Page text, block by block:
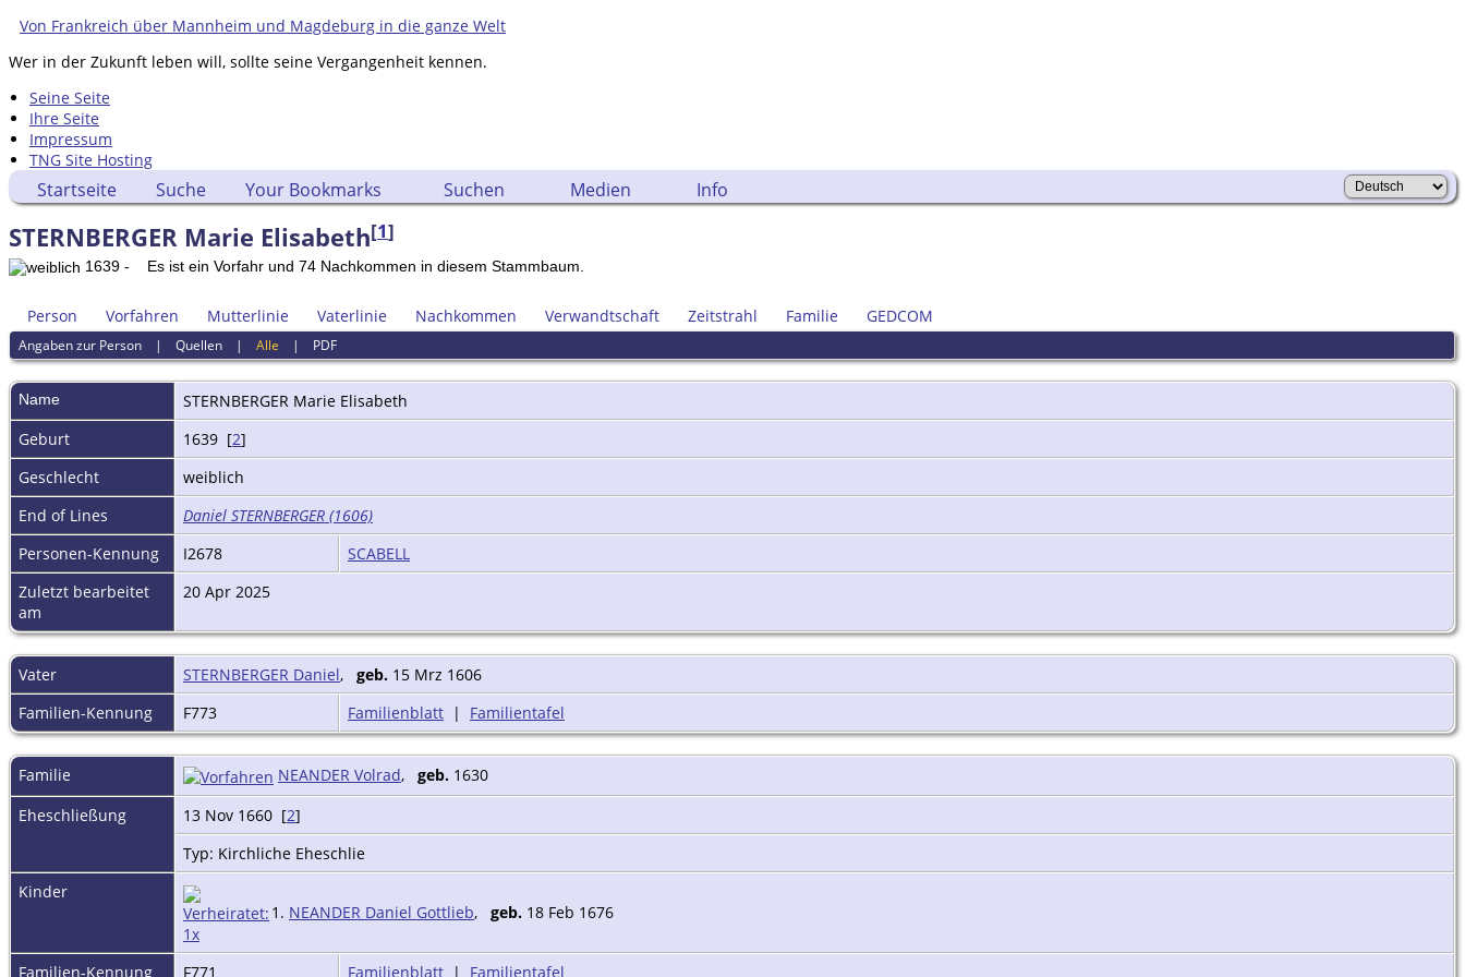
Von Frankreich über Mannheim und Magdeburg in die ganze Welt
Wer in der Zukunft leben will, sollte seine Vergangenheit kennen.
Seine Seite
Ihre Seite
Impressum
TNG Site Hosting
Startseite Suche Your Bookmarks Suchen Medien Info
STERNBERGER Marie Elisabeth[1]
1639 - Es ist ein Vorfahr und 74 Nachkommen in diesem Stammbaum.
Person Vorfahren Mutterlinie Vaterlinie Nachkommen Verwandtschaft Zeitstrahl Familie GEDCOM
Angaben zur Person |Quellen |Alle | PDF
Name STERNBERGER Marie Elisabeth
Geburt
1639 [2]
Geschlecht
weiblich
End of Lines
Daniel STERNBERGER (1606)
Personen-Kennung
I2678
SCABELL
Zuletzt bearbeitet
am
20 Apr 2025
Vater STERNBERGER Daniel, geb. 15 Mrz 1606
Familien-Kennung
F773 Familienblatt | Familientafel
Familie NEANDER Volrad, geb. 1630
Eheschließung
13 Nov 1660 [2]
Typ: Kirchliche Eheschlie
Kinder
1. NEANDER Daniel Gottlieb, geb. 18 Feb 1676
Familien-Kennung F771 Familienblatt | Familientafel